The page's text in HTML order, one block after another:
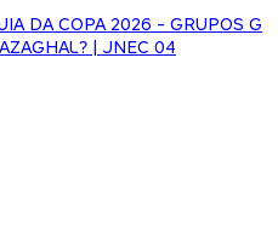
DA COPA 2026 - GRUPOS G
| JNEC 04